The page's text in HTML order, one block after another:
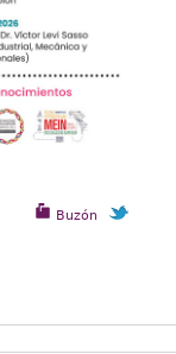
Buzón